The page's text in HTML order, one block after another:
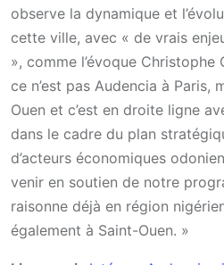
observe la dynamique et
cette ville, avec « de vrais
», comme l’évoque Christophe
ce n’est pas Audencia à Paris,
Ouen et c’est en droite ligne
dans le cadre du plan
d’acteurs économiques
venir en soutien de notre
raisonne déjà en région
également à Saint-Ouen. »